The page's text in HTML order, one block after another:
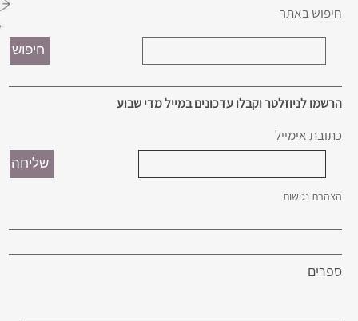
חיפוש באתר
הרשמו לניוזלטר וקבלו עדכונים במייל מדי שבוע
כתובת אימייל
הצהרת נגישות
ספרים